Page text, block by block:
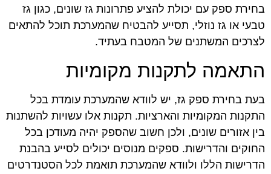
בחירת ספק עם יכולת להציע פתרונות גז שונים, כגון גז
טבעי או גז נוזלי, תסייע להבטיח שהמערכת תוכל להתאים
לצרכים המשתנים של המטבח בעתיד.
התאמה לתקנות מקומיות
בעת בחירת ספק גז, יש לוודא שהמערכת עומדת בכל
התקנות המקומיות והארציות. תקנות אלו עשויות להשתנות
בין אזורים שונים, ולכן חשוב שהספק יהיה מעודכן בכל
החוקים והדרישות. ספקים מנוסים יכולים לסייע בהבנת
הדרישות הללו ולוודא שהמערכת תואמת לכל הסטנדרטים